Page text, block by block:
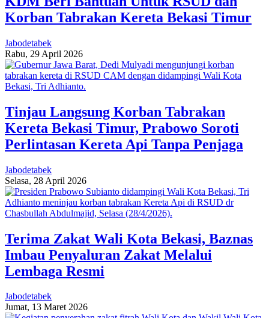
Korban Tabrakan Kereta Bekasi Timur
Jabodetabek
Rabu, 29 April 2026
Tinjau Langsung Korban Tabrakan
Kereta Bekasi Timur, Prabowo Soroti
Perlintasan Kereta Api Tanpa Penjaga
Jabodetabek
Selasa, 28 April 2026
Terima Zakat Wali Kota Bekasi, Baznas
Imbau Penyaluran Zakat Melalui
Lembaga Resmi
Jabodetabek
Jumat, 13 Maret 2026